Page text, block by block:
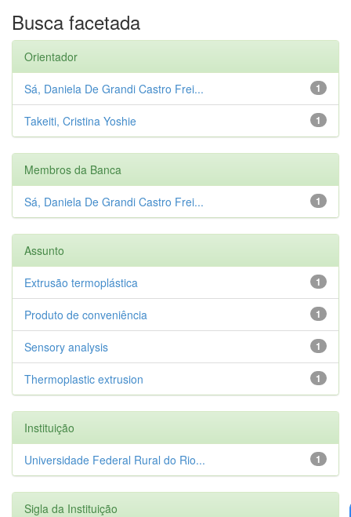
Busca facetada
Orientador
1
Sá, Daniela De Grandi Castro Frei...
1
Takeiti, Cristina Yoshie
Membros da Banca
1
Sá, Daniela De Grandi Castro Frei...
Assunto
1
Extrusão termoplástica
1
Produto de conveniência
1
Sensory analysis
1
Thermoplastic extrusion
Instituição
1
Universidade Federal Rural do Rio...
Sigla da Instituição